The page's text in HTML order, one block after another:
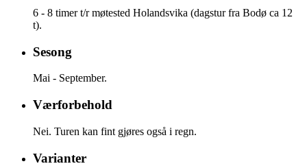
6 - 8 timer t/r møtested Holandsvika (dagstur fra Bodø ca 12
t).
Sesong
Mai - September.
Værforbehold
Nei. Turen kan fint gjøres også i regn.
Varianter